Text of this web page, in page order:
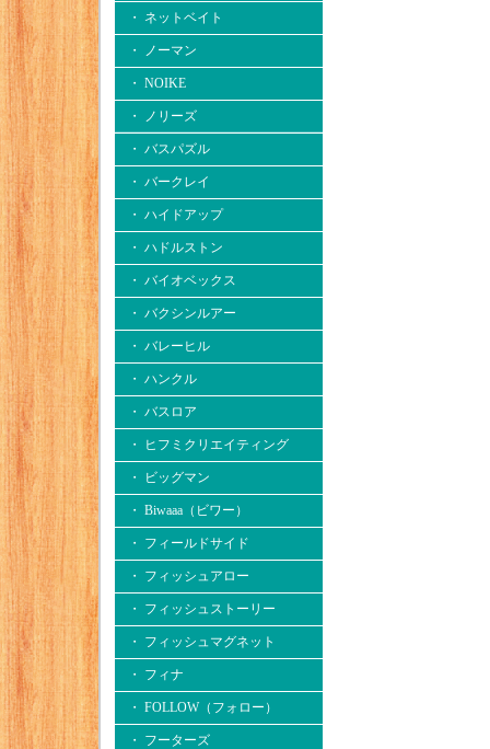
・ ネットベイト
・ ノーマン
・ NOIKE
・ ノリーズ
・ バスパズル
・ バークレイ
・ ハイドアップ
・ ハドルストン
・ バイオベックス
・ バクシンルアー
・ バレーヒル
・ ハンクル
・ バスロア
・ ヒフミクリエイティング
・ ビッグマン
・ Biwaaa（ビワー）
・ フィールドサイド
・ フィッシュアロー
・ フィッシュストーリー
・ フィッシュマグネット
・ フィナ
・ FOLLOW（フォロー）
・ フーターズ